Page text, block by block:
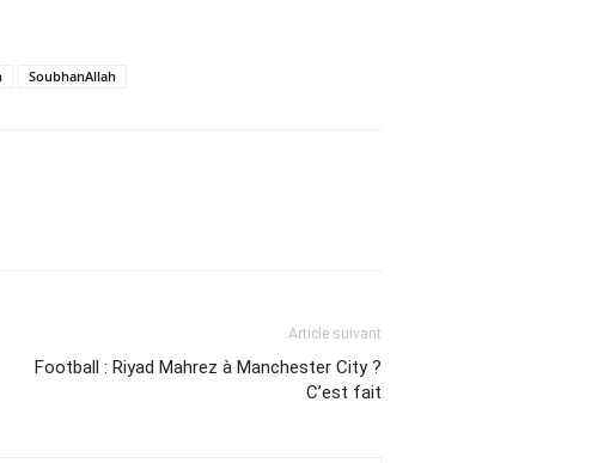
SoubhanAllah
Article suivant
Football : Riyad Mahrez à Manchester City ?
C’est fait